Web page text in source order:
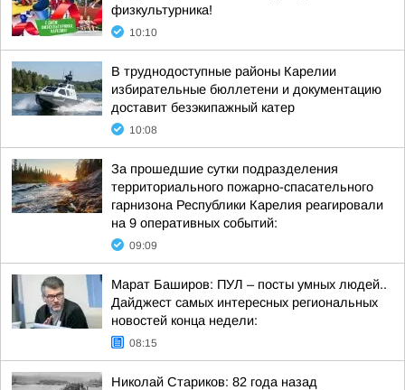
физкультурника!
10:10
В труднодоступные районы Карелии
избирательные бюллетени и документацию
доставит безэкипажный катер
10:08
За прошедшие сутки подразделения
территориального пожарно-спасательного
гарнизона Республики Карелия реагировали
на 9 оперативных событий:
09:09
Марат Баширов: ПУЛ – посты умных людей..
Дайджест самых интересных региональных
новостей конца недели:
08:15
Николай Стариков: 82 года назад